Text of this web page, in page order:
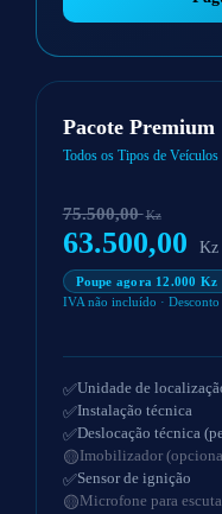
Pacote Premium
Todos os Tipos de Veículos
75.500,00Kz
63.500,00 Kz
Poupe agora 12.000 Kz
IVA não incluído ·
Unidade de
Instalação técnica
Deslocação técnica
Imobilizador
Sensor de ignição
Microfone para